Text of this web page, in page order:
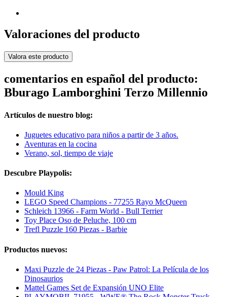
Valoraciones del producto
Valora este producto
comentarios en español del producto:
Bburago Lamborghini Terzo Millennio
Artículos de nuestro blog:
Juguetes educativo para niños a partir de 3 años.
Aventuras en la cocina
Verano, sol, tiempo de viaje
Descubre Playpolis:
Mould King
LEGO Speed Champions - 77255 Rayo McQueen
Schleich 13966 - Farm World - Bull Terrier
Toy Place Oso de Peluche, 100 cm
Trefl Puzzle 160 Piezas - Barbie
Productos nuevos:
Maxi Puzzle de 24 Piezas - Paw Patrol: La Película de los
Dinosaurios
Mattel Games Set de Expansión UNO Elite